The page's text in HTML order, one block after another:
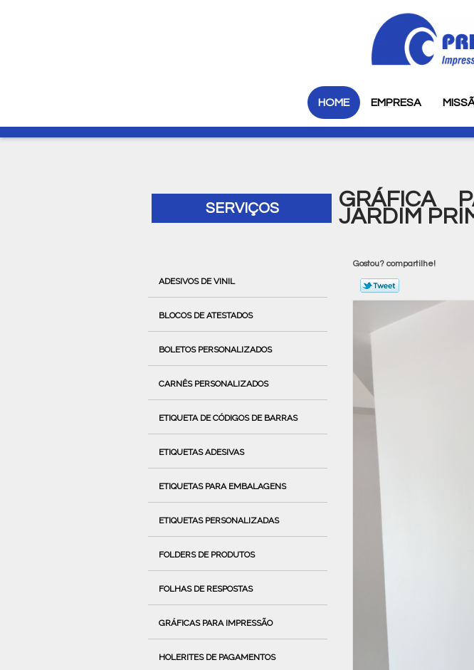
HOME EMPRESA
SERVIÇOS
ADESIVOS DE VINIL
BLOCOS DE ATESTADOS
BOLETOS PERSONALIZADOS
CARNÊS PERSONALIZADOS
ETIQUETA DE CÓDIGOS DE BARRAS
ETIQUETAS ADESIVAS
ETIQUETAS PARA EMBALAGENS
ETIQUETAS PERSONALIZADAS
FOLDERS DE PRODUTOS
FOLHAS DE RESPOSTAS
GRÁFICAS PARA IMPRESSÃO
HOLERITES DE PAGAMENTOS
GRÁFICA
JARDIM
Gostou? compartilhe!